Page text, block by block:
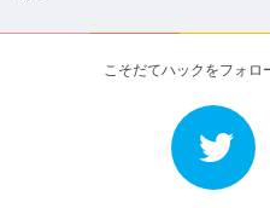
こそだてハックをフォロ